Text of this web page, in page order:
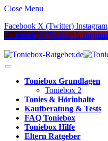
Close Menu
Facebook X (Twitter) Instagram
Facebook X (Twitter) Instagram
Toniebox Grundlagen
Toniebox 2
Tonies & Hörinhalte
Kaufberatung & Tests
FAQ Toniebox
Toniebox Hilfe
Eltern Ratgeber